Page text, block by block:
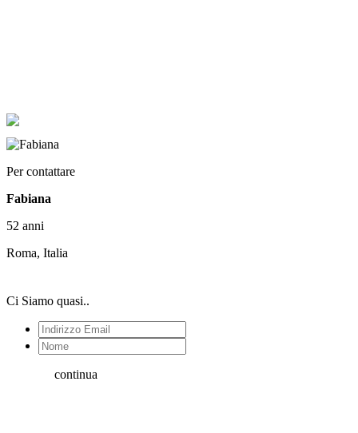
Per contattare
Fabiana
52 anni
Roma, Italia
Ci Siamo quasi..
continua